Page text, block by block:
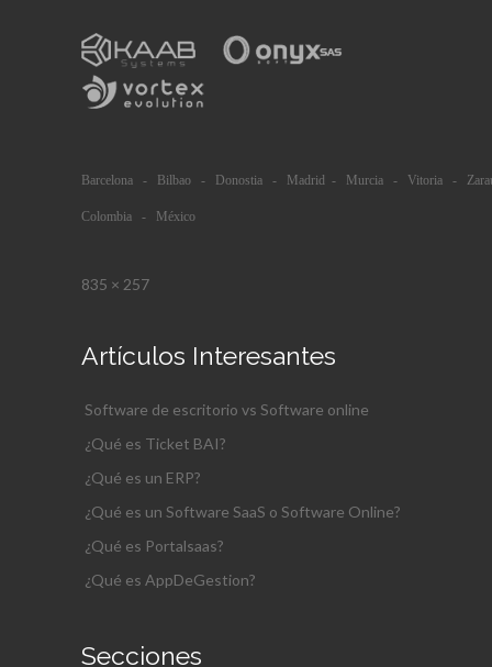
Barcelona - Bilbao - Donostia - Madrid - Murcia - Vitoria -
Colombia - México
835 × 257
Artículos Interesantes
Software de escritorio vs Software online
¿Qué es Ticket BAI?
¿Qué es un ERP?
¿Qué es un Software SaaS o Software Online?
¿Qué es Portalsaas?
¿Qué es AppDeGestion?
Secciones